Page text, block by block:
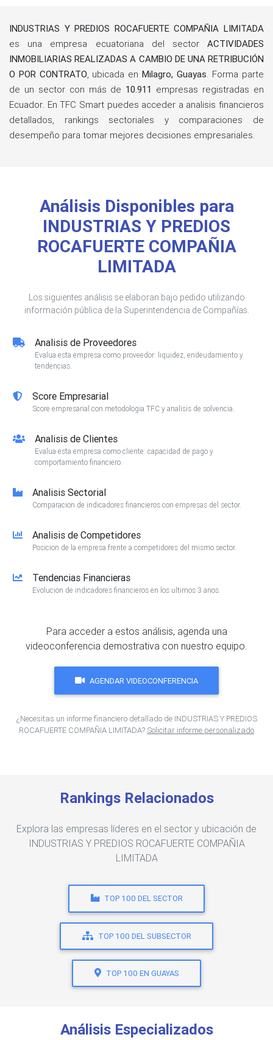
INDUSTRIAS Y PREDIOS ROCAFUERTE COMPAÑIA LIMITADA
es una empresa ecuatoriana del sector ACTIVIDADES
INMOBILIARIAS REALIZADAS A CAMBIO DE UNA RETRIBUCIÓN
O POR CONTRATO, ubicada en Milagro, Guayas. Forma parte
de un sector con más de 10.911 empresas registradas en
Ecuador. En TFC Smart puedes acceder a analisis financieros
detallados, rankings sectoriales y comparaciones de
desempeño para tomar mejores decisiones empresariales.
Análisis Disponibles para
INDUSTRIAS Y PREDIOS
ROCAFUERTE COMPAÑIA
LIMITADA
Los siguientes análisis se elaboran bajo pedido utilizando
información pública de la Superintendencia de Compañías.
Analisis de Proveedores
Evalua esta empresa como proveedor: liquidez, endeudamiento y
tendencias.
Score Empresarial
Score empresarial con metodologia TFC y analisis de solvencia.
Analisis de Clientes
Evalua esta empresa como cliente: capacidad de pago y
comportamiento financiero.
Analisis Sectorial
Comparacion de indicadores financieros con empresas del sector.
Analisis de Competidores
Posicion de la empresa frente a competidores del mismo sector.
Tendencias Financieras
Evolucion de indicadores financieros en los ultimos 3 anos.
Para acceder a estos análisis, agenda una
videoconferencia demostrativa con nuestro equipo.
AGENDAR VIDEOCONFERENCIA
¿Necesitas un informe financiero detallado de INDUSTRIAS Y PREDIOS
ROCAFUERTE COMPAÑIA LIMITADA? Solicitar informe personalizado
Rankings Relacionados
Explora las empresas líderes en el sector y ubicación de
INDUSTRIAS Y PREDIOS ROCAFUERTE COMPAÑIA
LIMITADA
TOP 100 DEL SECTOR
TOP 100 DEL SUBSECTOR
TOP 100 EN GUAYAS
Análisis Especializados